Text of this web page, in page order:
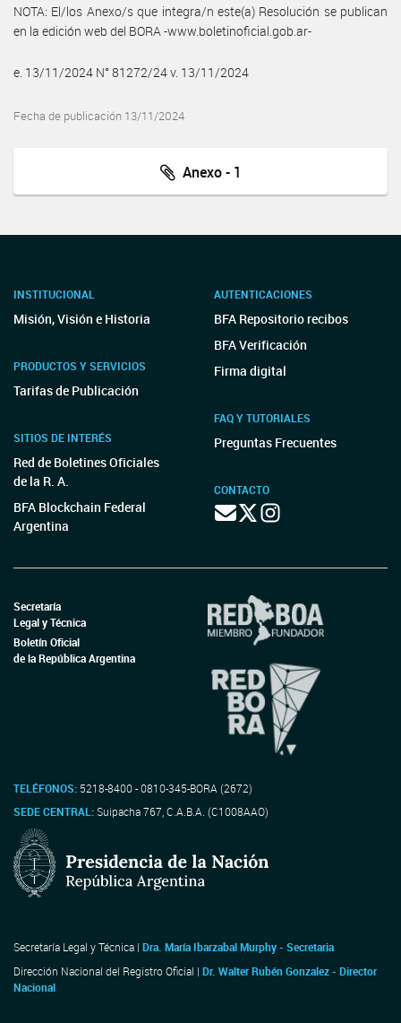
NOTA: El/los Anexo/s que integra/n este(a) Resolución se publican
en la edición web del BORA -www.boletinoficial.gob.ar-
e. 13/11/2024 N° 81272/24 v. 13/11/2024
Fecha de publicación 13/11/2024
Anexo - 1
INSTITUCIONAL
Misión, Visión e Historia
PRODUCTOS Y SERVICIOS
Tarifas de Publicación
SITIOS DE INTERÉS
Red de Boletines Oficiales
de la R. A.
BFA Blockchain Federal
Argentina
AUTENTICACIONES
BFA Repositorio recibos
BFA Verificación
Firma digital
FAQ Y TUTORIALES
Preguntas Frecuentes
CONTACTO
Secretaría
Legal y Técnica
Boletín Oficial
de la República Argentina
TELÉFONOS: 5218-8400 - 0810-345-BORA (2672)
SEDE CENTRAL:Suipacha 767, C.A.B.A. (C1008AAO)
Secretaría Legal y Técnica | Dra. María Ibarzabal Murphy - Secretaria
Dirección Nacional del Registro Oficial | Dr. Walter Rubén Gonzalez - Director
Nacional